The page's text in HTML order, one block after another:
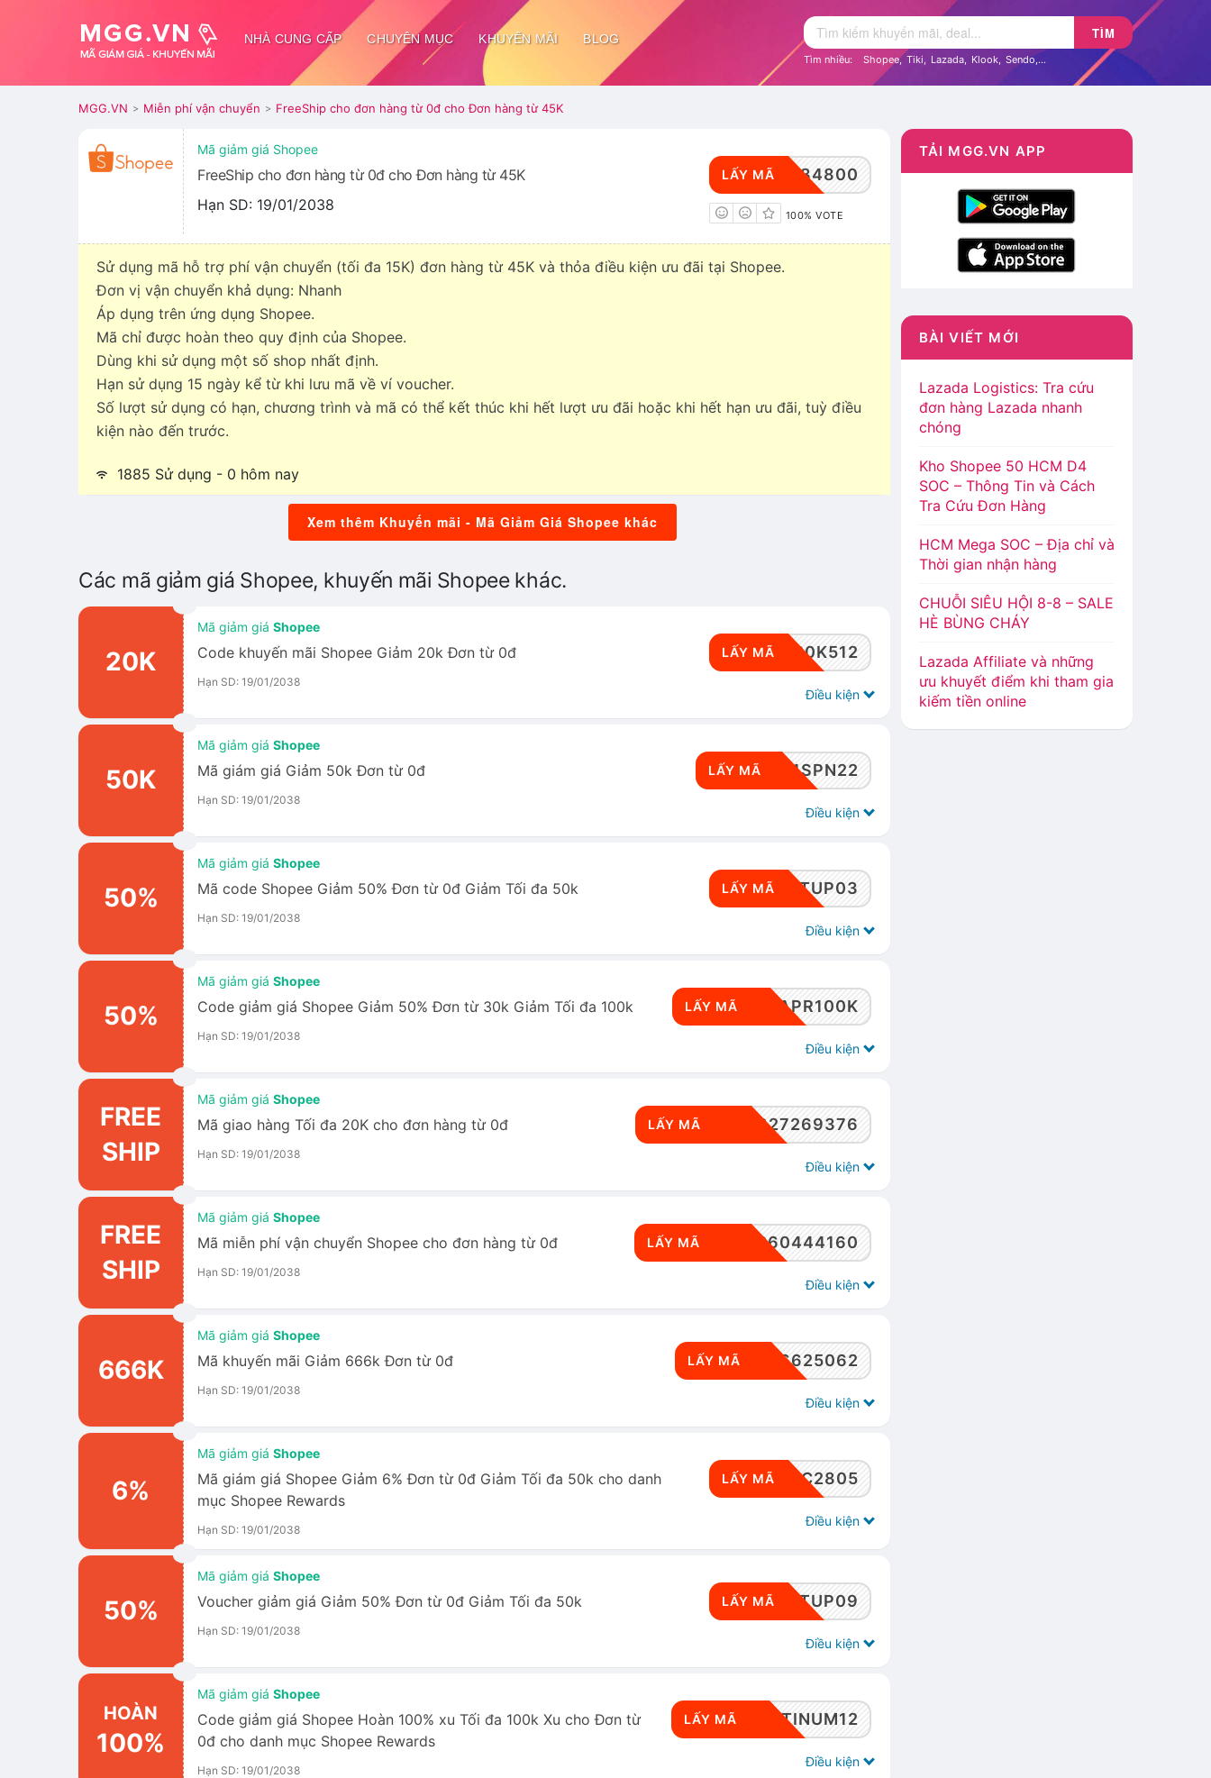
NHÀ CUNG CẤP CHUYÊN MỤC KHUYẾN MÃI BLOG TÌM
Tìm nhiều: Shopee, Tiki, Lazada, Klook, Sendo,...
MGG.VN > Miễn phí vận chuyển > FreeShip cho đơn hàng từ 0đ cho Đơn hàng từ 45K
Mã giảm giá Shopee
FreeShip cho đơn hàng từ 0đ cho Đơn hàng từ 45K
Hạn SD: 19/01/2038
04684800
LẤY MÃ
100% VOTE
Sử dụng mã hỗ trợ phí vận chuyển (tối đa 15K) đơn hàng từ 45K và thỏa điều kiện ưu đãi tại Shopee.
Đơn vị vận chuyển khả dụng: Nhanh
Áp dụng trên ứng dụng Shopee.
Mã chỉ được hoàn theo quy định của Shopee.
Dùng khi sử dụng một số shop nhất định.
Hạn sử dụng 15 ngày kể từ khi lưu mã về ví voucher.
Số lượt sử dụng có hạn, chương trình và mã có thể kết thúc khi hết lượt ưu đãi hoặc khi hết hạn ưu đãi, tuỳ điều
kiện nào đến trước.
1885 Sử dụng - 0 hôm nay
Xem thêm Khuyến mãi - Mã Giảm Giá Shopee khác
Các mã giảm giá Shopee, khuyến mãi Shopee khác.
20K
Mã giảm giá Shopee
Code khuyến mãi Shopee Giảm 20k Đơn từ 0đ
Hạn SD: 19/01/2038
CRMMB20K512
LẤY MÃ
Điều kiện
50K
Mã giảm giá Shopee
Mã giám giá Giảm 50k Đơn từ 0đ
Hạn SD: 19/01/2038
SPGCS501SPN22
LẤY MÃ
Điều kiện
50%
Mã giảm giá Shopee
Mã code Shopee Giảm 50% Đơn từ 0đ Giảm Tối đa 50k
Hạn SD: 19/01/2038
RWSTUP03
LẤY MÃ
Điều kiện
50%
Mã giảm giá Shopee
Code giảm giá Shopee Giảm 50% Đơn từ 30k Giảm Tối đa 100k
Hạn SD: 19/01/2038
AOVCLCBDAPR100K
LẤY MÃ
Điều kiện
FREE
SHIP
Mã giảm giá Shopee
Mã giao hàng Tối đa 20K cho đơn hàng từ 0đ
Hạn SD: 19/01/2038
FSV-593914327269376
LẤY MÃ
Điều kiện
FREE
SHIP
Mã giảm giá Shopee
Mã miễn phí vận chuyển Shopee cho đơn hàng từ 0đ
Hạn SD: 19/01/2038
FSV-572088260444160
LẤY MÃ
Điều kiện
666K
Mã giảm giá Shopee
Mã khuyến mãi Giảm 666k Đơn từ 0đ
Hạn SD: 19/01/2038
CRMWBZ66625062
LẤY MÃ
Điều kiện
6%
Mã giảm giá Shopee
Mã giám giá Shopee Giảm 6% Đơn từ 0đ Giảm Tối đa 50k cho danh
mục Shopee Rewards
Hạn SD: 19/01/2038
RWSDC2805
LẤY MÃ
Điều kiện
50%
Mã giảm giá Shopee
Voucher giảm giá Giảm 50% Đơn từ 0đ Giảm Tối đa 50k
Hạn SD: 19/01/2038
RWSTUP09
LẤY MÃ
Điều kiện
HOÀN
100%
Mã giảm giá Shopee
Code giảm giá Shopee Hoàn 100% xu Tối đa 100k Xu cho Đơn từ
0đ cho danh mục Shopee Rewards
Hạn SD: 19/01/2038
RWSBDPLATINUM12
LẤY MÃ
Điều kiện
TẢI MGG.VN APP
BÀI VIẾT MỚI
Lazada Logistics: Tra cứu
đơn hàng Lazada nhanh
chóng
Kho Shopee 50 HCM D4
SOC – Thông Tin và Cách
Tra Cứu Đơn Hàng
HCM Mega SOC – Địa chỉ và
Thời gian nhận hàng
CHUỖI SIÊU HỘI 8-8 – SALE
HÈ BÙNG CHÁY
Lazada Affiliate và những
ưu khuyết điểm khi tham gia
kiếm tiền online